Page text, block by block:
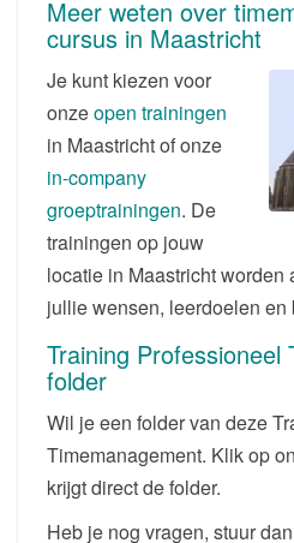
Meer weten over
cursus in Maastricht
Je kunt kiezen voor
onzeopen trainingen
in Maastricht of onze
in-company
groeptrainingen. De
trainingen op jouw
locatie in Maastricht worden
jullie wensen, leerdoelen en
Training Professioneel
folder
Wil je een folder van deze
Timemanagement. Klik op
krijgt direct de folder.
Heb je nog vragen, stuur